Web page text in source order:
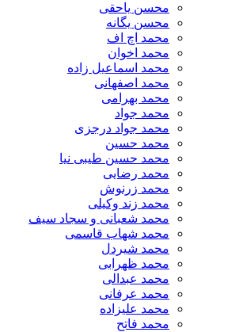
محسن یاحقی
محسن یگانه
محمد اچ اف
محمد اخوان
محمد اسماعیل زاده
محمد اصفهانی
محمد بهرامی
محمد جواد
محمد جواد درجزی
محمد حسین
محمد حسین طیبی نیا
محمد رضایی
محمد زرنوش
محمد زند وکیلی
محمد شعبانی و سجاد سیف
محمد شهاب قاسمی
​محمد شیردل
محمد ظهرابی
محمد عبدالی
محمد عرفانی
محمد علیزاده
محمد فاتح